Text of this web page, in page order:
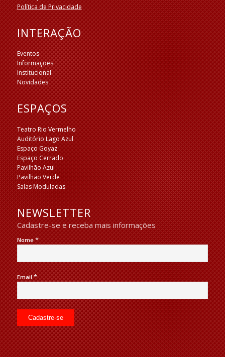
Política de Privacidade
INTERAÇÃO
Eventos
Informações
Institucional
Novidades
ESPAÇOS
Teatro Rio Vermelho
Auditório Lago Azul
Espaço Goyaz
Espaço Cerrado
Pavilhão Azul
Pavilhão Verde
Salas Moduladas
NEWSLETTER
Cadastre-se e receba mais informações
Nome*
Email*